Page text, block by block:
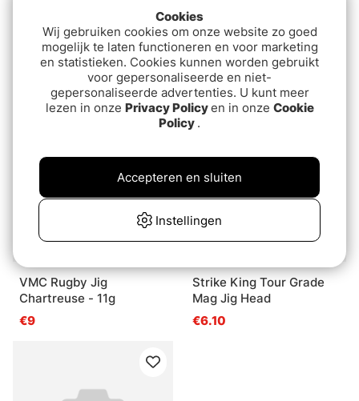
VMC Rugby Jig
Chartreuse - 14g
Bite Of Bleak Scorpion
Standup Jighead DB
€8.80
VMC Rugby Jig
Chartreuse - 11g
€9
Strike King Tour Grade
Mag Jig Head
€6.10
Cookies
Wij gebruiken cookies om onze website zo goed
mogelijk te laten functioneren en voor marketing
en statistieken. Cookies kunnen worden gebruikt
voor gepersonaliseerde en niet-
gepersonaliseerde advertenties. U kunt meer
lezen in onze Privacy Policyen in onze Cookie
Policy .
Instellingen
Accepteren en sluiten